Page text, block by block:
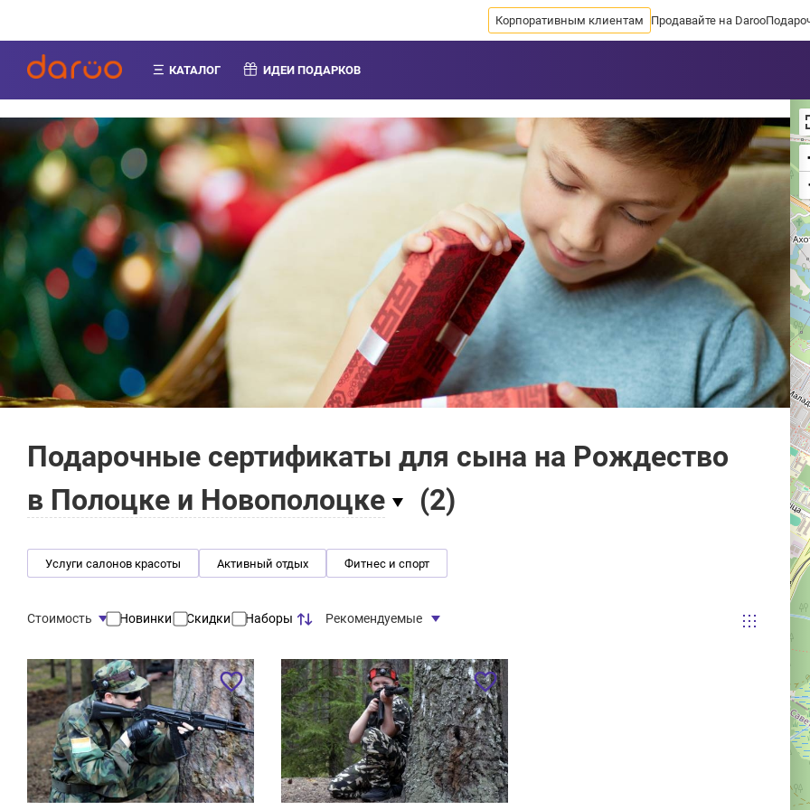
Корпоративным клиентам Продавайте на Daroo
КАТАЛОГ ИДЕИ ПОДАРКОВ
Подарочные сертификаты для сына на Рождество
в Полоцке и Новополоцке
(2)
Услуги салонов красоты Активный отдых Фитнес и спорт
Стоимость Новинки Скидки Наборы Рекомендуемые